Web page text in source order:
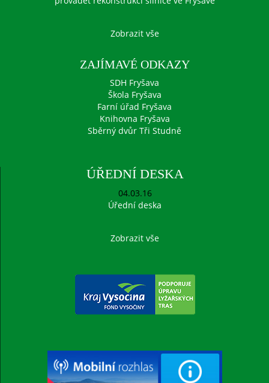
Zobrazit vše
ZAJÍMAVÉ ODKAZY
SDH Fryšava
Škola Fryšava
Farní úřad Fryšava
Knihovna Fryšava
Sběrný dvůr Tři Studně
ÚŘEDNÍ DESKA
04.03.16
Úřední deska
Zobrazit vše